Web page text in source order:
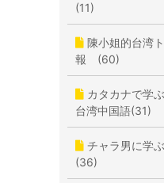
(11)
陳小姐的台湾
報 (60)
カタカナで学
台湾中国語(31)
チャラ男に学
(36)